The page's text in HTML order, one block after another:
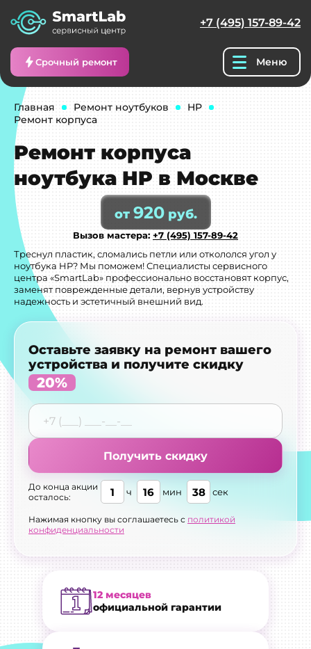
+7 (495) 157-89-42
Срочный ремонт Меню
Главная Ремонт ноутбуков
HP
Ремонт корпуса
Ремонт корпуса
ноутбука HP в Москве
от 920руб.
Вызов мастера: +7 (495) 157-89-42
Треснул пластик, сломались петли или откололся угол у
ноутбука HP? Мы поможем! Специалисты сервисного
центра «SmartLab» профессионально восстановят корпус,
заменят поврежденные детали, вернув устройству
надежность и эстетичный внешний вид.
Оставьте заявку на ремонт вашего
устройства и получите скидку
20%
Получить скидку
До конца акции
осталось:
1 ч 16 мин 37 сек
Нажимая кнопку вы соглашаетесь с политикой
конфиденциальности
12 месяцев
официальной гарантии